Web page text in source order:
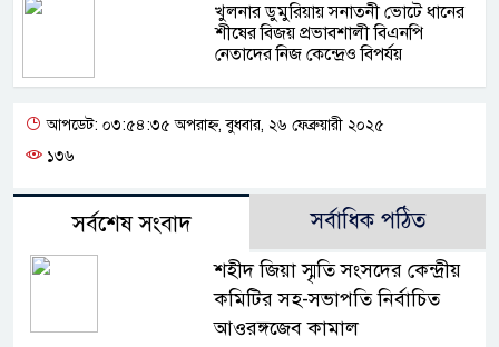
খুলনার ডুমুরিয়ায় সনাতনী ভোটে ধানের
শীষের বিজয় প্রভাবশালী বিএনপি
নেতাদের নিজ কেন্দ্রেও বিপর্যয়
আপডেট: ০৩:৫৪:৩৫ অপরাহ্ন, বুধবার, ২৬ ফেব্রুয়ারী ২০২৫
১৩৬
সর্বশেষ সংবাদ সর্বাধিক পঠিত
শহীদ জিয়া স্মৃতি সংসদের কেন্দ্রীয়
কমিটির সহ-সভাপতি নির্বাচিত
আওরঙ্গজেব কামাল